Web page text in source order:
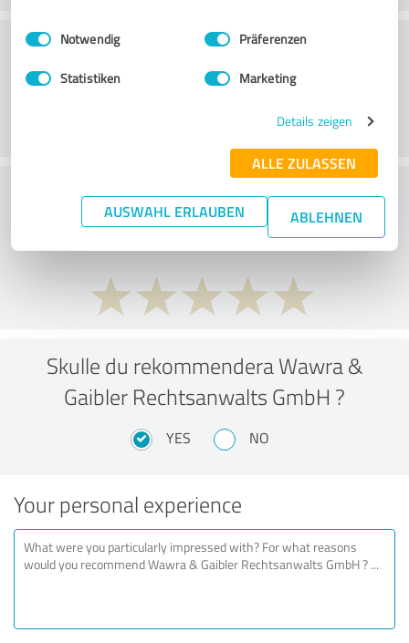
Impressum Datenschutzbestimmungen
Einwilligungsauswahl
Notwendig Präferenzen
Statistiken Marketing
Details zeigen
ALLE ZULASSEN
AUSWAHL ERLAUBEN ABLEHNEN
Kundservice
What do you think of the price to
performance ratio?
Skulle du rekommendera Wawra &
Gaibler Rechtsanwalts GmbH ?
YES NO
Your personal experience